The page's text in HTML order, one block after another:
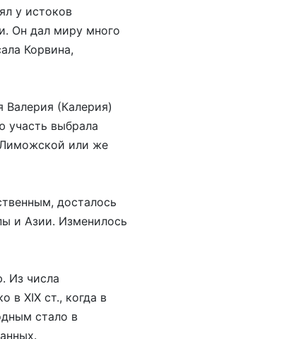
у истоков
Он дал миру много
Корвина,
Валерия (Калерия)
участь выбрала
Лиможской или же
досталось
и Азии. Изменилось
Из числа
в XIX ст., когда в
стало в